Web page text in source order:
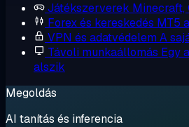
Játékszerverek Minecraft,
Forex és kereskedés MT5
VPN és adatvédelem A
Távoli munkaállomás Egy
alszik
Megoldás
AI tanítás és inferencia